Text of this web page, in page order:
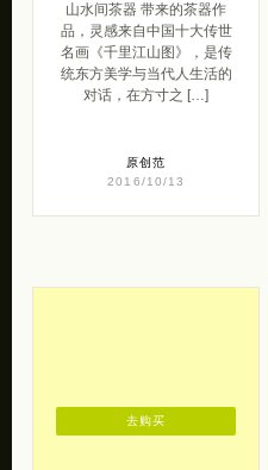
山水间茶器 带来的茶器作
品，灵感来自中国十大传世
名画《千里江山图》，是传
统东方美学与当代人生活的
对话，在方寸之 […]
原创范
2016/10/13
去购买